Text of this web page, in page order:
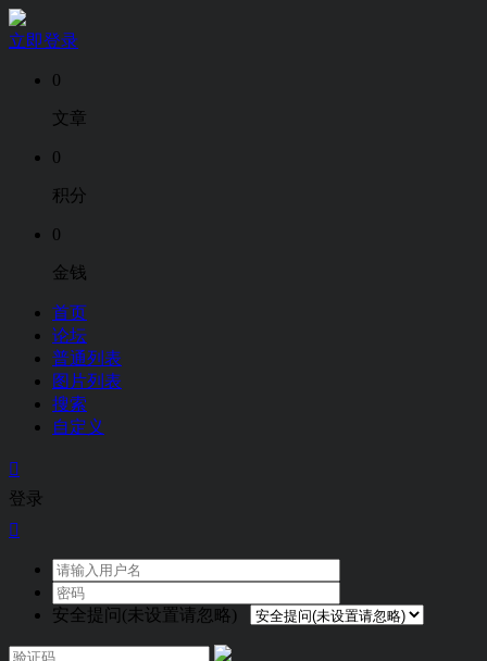
立即登录
0
文章
0
积分
0
金钱
首页
论坛
普通列表
图片列表
搜索
自定义

登录

安全提问(未设置请忽略)